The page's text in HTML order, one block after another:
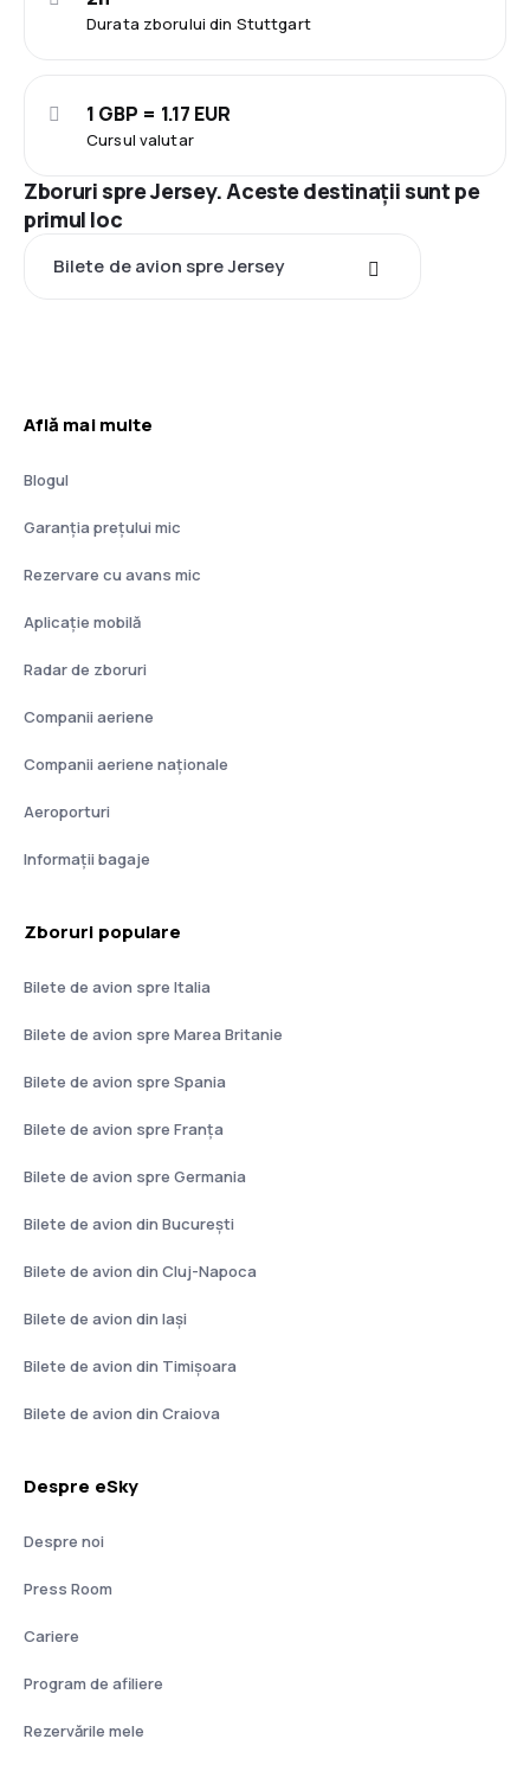
Durata zborului din Stuttgart
Cursul valutar
1 GBP = 1.17 EUR
Zboruri spre Jersey. Aceste destinații sunt pe
primul loc
Bilete de avion spre Jersey
Află mai multe
Blogul
Garanția prețului mic
Rezervare cu avans mic
Aplicație mobilă
Radar de zboruri
Companii aeriene
Companii aeriene naţionale
Aeroporturi
Informații bagaje
Zboruri populare
Bilete de avion spre Italia
Bilete de avion spre Marea Britanie
Bilete de avion spre Spania
Bilete de avion spre Franţa
Bilete de avion spre Germania
Bilete de avion din București
Bilete de avion din Cluj-Napoca
Bilete de avion din Iași
Bilete de avion din Timișoara
Bilete de avion din Craiova
Despre eSky
Despre noi
Press Room
Cariere
Program de afiliere
Rezervările mele